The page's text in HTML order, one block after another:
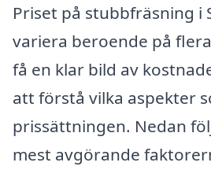
Priset på stubbfräsning i
variera beroende på
få en klar bild av
att förstå vilka aspekter
prissättningen. Nedan
mest avgörande